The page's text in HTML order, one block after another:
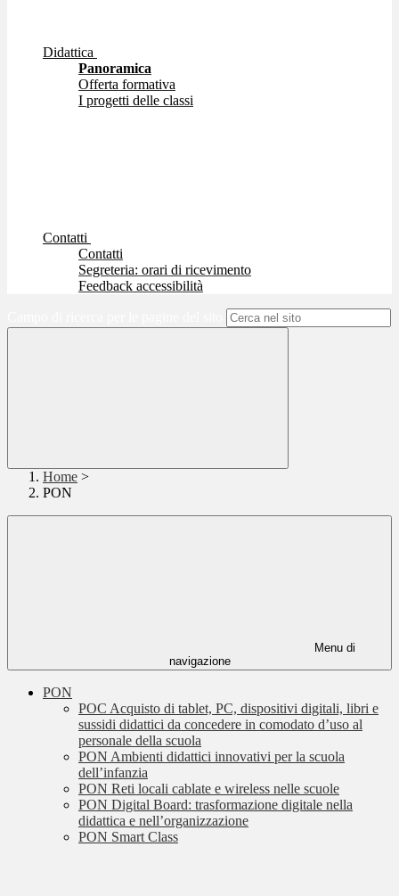
Didattica
Panoramica
Offerta formativa
I progetti delle classi
Contatti
Contatti
Segreteria: orari di ricevimento
Feedback accessibilità
Home >
PON
Menu di
navigazione
PON
POC Acquisto di tablet, PC, dispositivi digitali, libri e
sussidi didattici da concedere in comodato d’uso al
personale della scuola
PON Ambienti didattici innovativi per la scuola
dell’infanzia
PON Reti locali cablate e wireless nelle scuole
PON Digital Board: trasformazione digitale nella
didattica e nell’organizzazione
PON Smart Class